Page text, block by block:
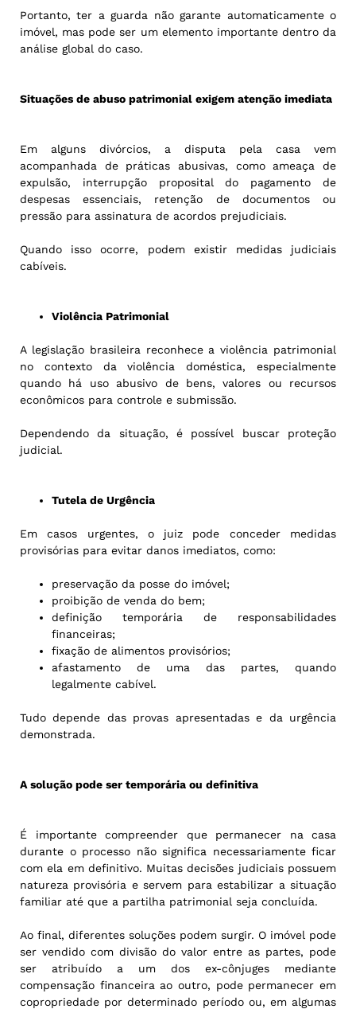
Portanto, ter a guarda não garante automaticamente o
imóvel, mas pode ser um elemento importante dentro da
análise global do caso.
Situações de abuso patrimonial exigem atenção imediata
Em alguns divórcios, a disputa pela casa vem
acompanhada de práticas abusivas, como ameaça de
expulsão, interrupção proposital do pagamento de
despesas essenciais, retenção de documentos ou
pressão para assinatura de acordos prejudiciais.
Quando isso ocorre, podem existir medidas judiciais
cabíveis.
Violência Patrimonial
A legislação brasileira reconhece a violência patrimonial
no contexto da violência doméstica, especialmente
quando há uso abusivo de bens, valores ou recursos
econômicos para controle e submissão.
Dependendo da situação, é possível buscar proteção
judicial.
Tutela de Urgência
Em casos urgentes, o juiz pode conceder medidas
provisórias para evitar danos imediatos, como:
preservação da posse do imóvel;
proibição de venda do bem;
definição temporária de responsabilidades
financeiras;
fixação de alimentos provisórios;
afastamento de uma das partes, quando
legalmente cabível.
Tudo depende das provas apresentadas e da urgência
demonstrada.
A solução pode ser temporária ou definitiva
É importante compreender que permanecer na casa
durante o processo não significa necessariamente ficar
com ela em definitivo. Muitas decisões judiciais possuem
natureza provisória e servem para estabilizar a situação
familiar até que a partilha patrimonial seja concluída.
Ao final, diferentes soluções podem surgir. O imóvel pode
ser vendido com divisão do valor entre as partes, pode
ser atribuído a um dos ex-cônjuges mediante
compensação financeira ao outro, pode permanecer em
copropriedade por determinado período ou, em algumas